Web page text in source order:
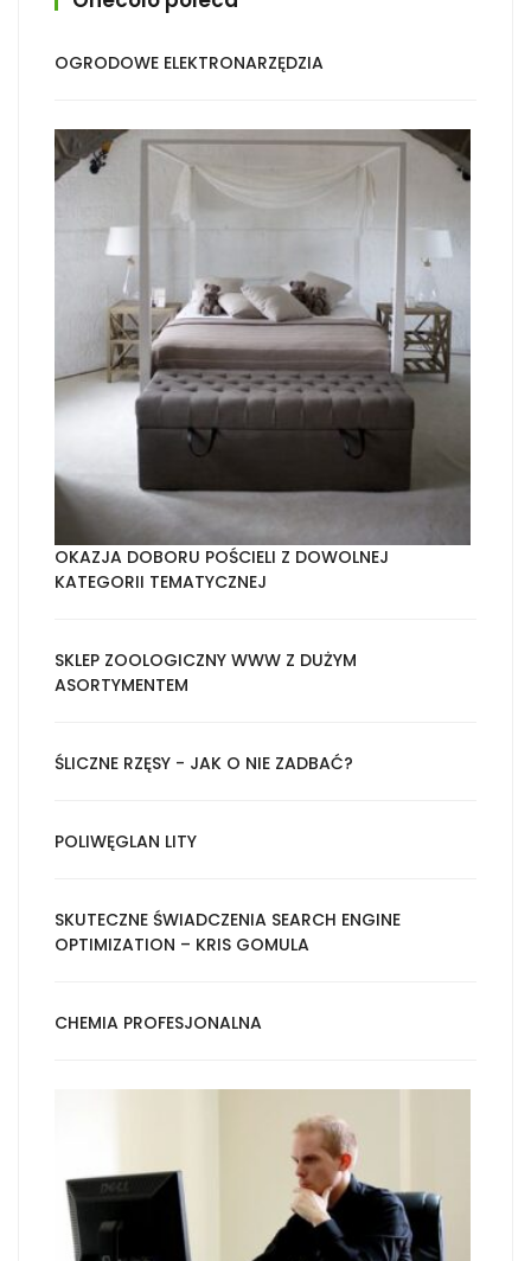
OGRODOWE ELEKTRONARZĘDZIA
OKAZJA DOBORU POŚCIELI Z DOWOLNEJ
KATEGORII TEMATYCZNEJ
SKLEP ZOOLOGICZNY WWW Z DUŻYM
ASORTYMENTEM
ŚLICZNE RZĘSY - JAK O NIE ZADBAĆ?
POLIWĘGLAN LITY
SKUTECZNE ŚWIADCZENIA SEARCH ENGINE
OPTIMIZATION – KRIS GOMULA
CHEMIA PROFESJONALNA